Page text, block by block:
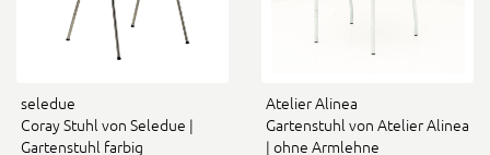
seledue
Coray Stuhl von Seledue |
Gartenstuhl farbig
Atelier Alinea
Gartenstuhl von Atelier Alinea
| ohne Armlehne